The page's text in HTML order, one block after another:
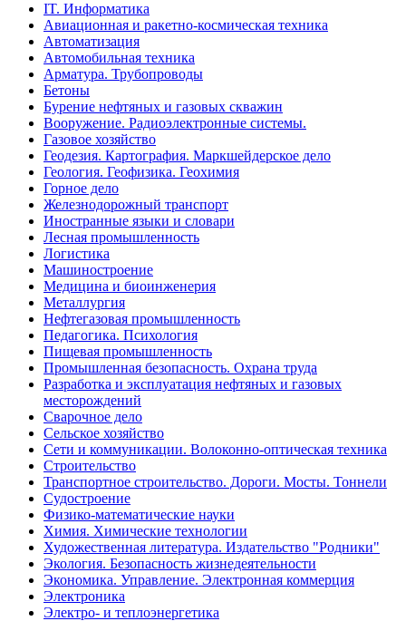
IT. Информатика
Авиационная и ракетно-космическая техника
Автоматизация
Автомобильная техника
Арматура. Трубопроводы
Бетоны
Бурение нефтяных и газовых скважин
Вооружение. Радиоэлектронные системы.
Газовое хозяйство
Геодезия. Картография. Маркшейдерское дело
Геология. Геофизика. Геохимия
Горное дело
Железнодорожный транспорт
Иностранные языки и словари
Лесная промышленность
Логистика
Машиностроение
Медицина и биоинженерия
Металлургия
Нефтегазовая промышленность
Педагогика. Психология
Пищевая промышленность
Промышленная безопасность. Охрана труда
Разработка и эксплуатация нефтяных и газовых
месторождений
Сварочное дело
Сельское хозяйство
Сети и коммуникации. Волоконно-оптическая техника
Строительство
Транспортное строительство. Дороги. Мосты. Тоннели
Судостроение
Физико-математические науки
Химия. Химические технологии
Художественная литература. Издательство "Родники"
Экология. Безопасность жизнедеятельности
Экономика. Управление. Электронная коммерция
Электроника
Электро- и теплоэнергетика